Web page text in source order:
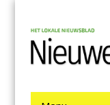
content
Menu